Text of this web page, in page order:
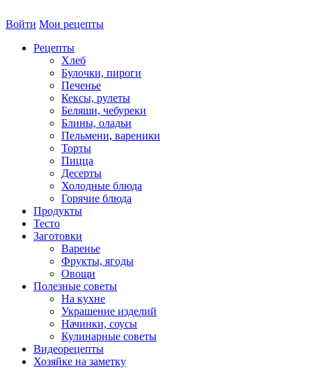
Войти Мои рецепты
Рецепты
Хлеб
Булочки, пироги
Печенье
Кексы, рулеты
Беляши, чебуреки
Блины, оладьи
Пельмени, вареники
Торты
Пицца
Десерты
Холодные блюда
Горячие блюда
Продукты
Тесто
Заготовки
Варенье
Фрукты, ягоды
Овощи
Полезные советы
На кухне
Украшение изделий
Начинки, соусы
Кулинарные советы
Видеорецепты
Хозяйке на заметку